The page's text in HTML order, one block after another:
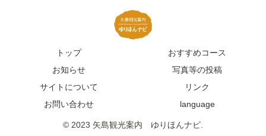
トップ
おすすめコース
お知らせ
写真等の投稿
サイトについて
リンク
お問い合わせ
language
© 2023 矢島観光案内 ゆりほんナビ.